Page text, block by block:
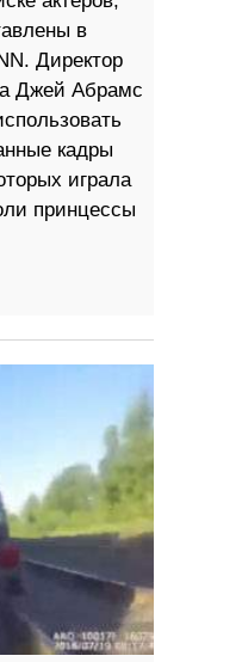
в
Директор
Джей Абрамс
кадры
играла
принцессы